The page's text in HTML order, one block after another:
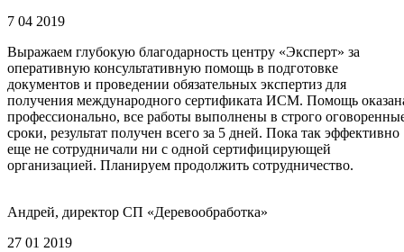
7 04 2019
Выражаем глубокую благодарность центру «Эксперт» за
оперативную консультативную помощь в подготовке
документов и проведении обязательных экспертиз для
получения международного сертификата ИСМ. Помощь
профессионально, все работы выполнены в строго
сроки, результат получен всего за 5 дней. Пока так эффективно
еще не сотрудничали ни с одной сертифицирующей
организацией. Планируем продолжить сотрудничество.
Андрей, директор СП «Деревообработка»
27 01 2019